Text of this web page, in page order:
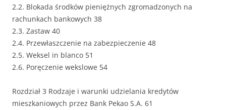
2.2. Blokada środków pieniężnych zgromadzonych na
rachunkach bankowych 38
2.3. Zastaw 40
2.4. Przewłaszczenie na zabezpieczenie 48
2.5. Weksel in blanco 51
2.6. Poręczenie wekslowe 54
Rozdział 3 Rodzaje i warunki udzielania kredytów
mieszkaniowych przez Bank Pekao S.A. 61